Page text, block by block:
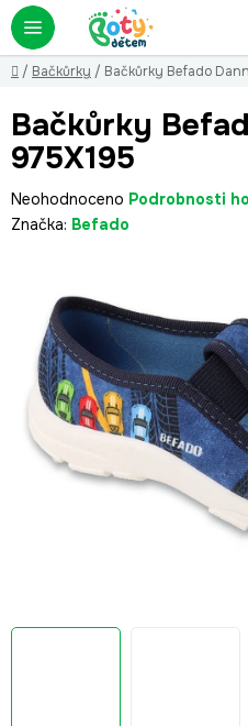
Přejít
na
obsah
Domů
/ Bačkůrky / Bačkůrky Befado
Bačkůrky
975X195
Průměrné
hodnocení
hvězdiček.
Neohodnoceno Podrobnosti
Značka: Befado